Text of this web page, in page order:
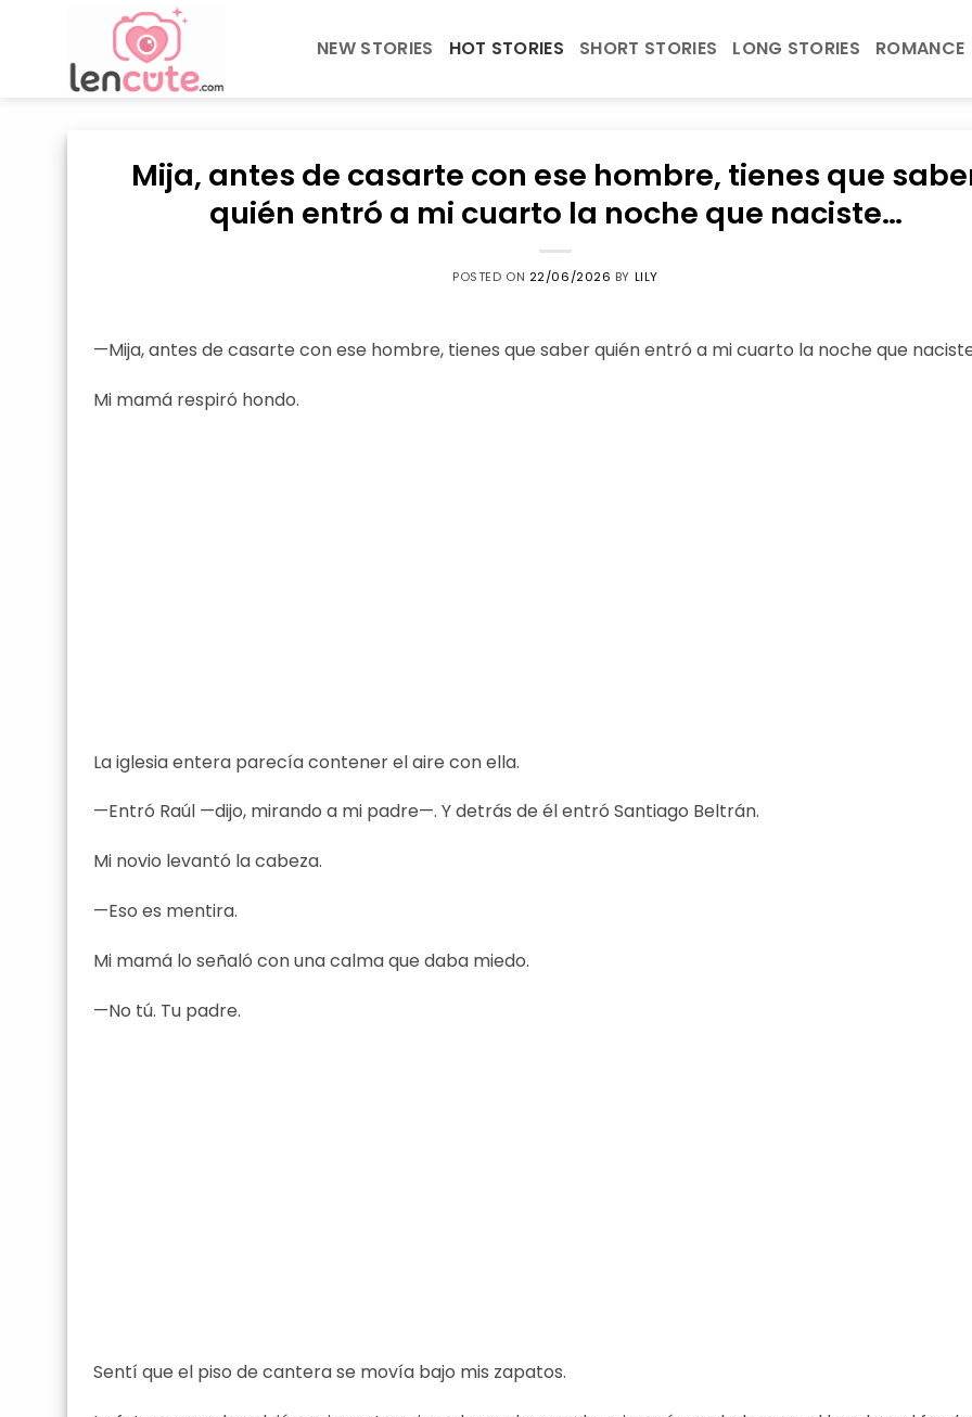
NEW STORIES HOT STORIES SHORT STORIES LONG STORIES ROMANCE
Mija, antes de casarte con ese hombre, tienes que
quién entró a mi cuarto la noche que naciste…
POSTED ON 22/06/2026 BY LILY
—Mija, antes de casarte con ese hombre, tienes que saber quién entró a mi cuarto la noche que
Mi mamá respiró hondo.
La iglesia entera parecía contener el aire con ella.
—Entró Raúl —dijo, mirando a mi padre—. Y detrás de él entró Santiago Beltrán.
Mi novio levantó la cabeza.
—Eso es mentira.
Mi mamá lo señaló con una calma que daba miedo.
—No tú. Tu padre.
Sentí que el piso de cantera se movía bajo mis zapatos.